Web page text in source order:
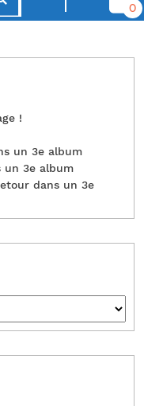
0
!
un 3e album
un 3e album
dans un 3e